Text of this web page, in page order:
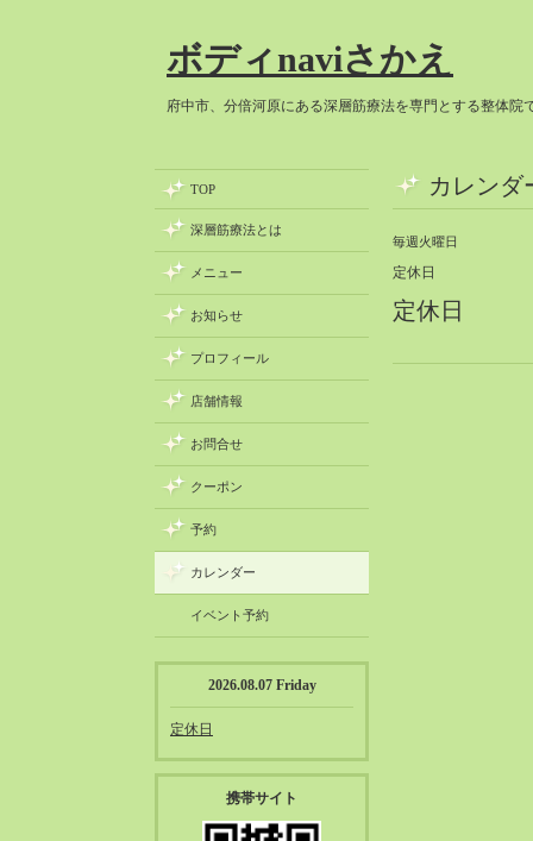
ボディnaviさかえ
府中市、分倍河原にある深層筋療法を専門とする整体院
カレンダ
毎週火曜日
定休日
定休日
TOP
深層筋療法とは
メニュー
お知らせ
プロフィール
店舗情報
お問合せ
クーポン
予約
カレンダー
イベント予約
2026.08.07 Friday
定休日
携帯サイト